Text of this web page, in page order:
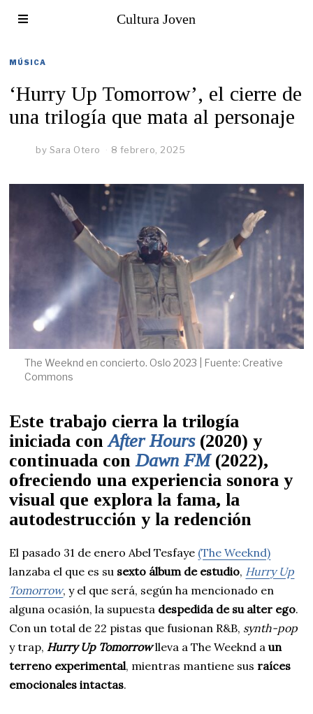
Cultura Joven
MÚSICA
‘Hurry Up Tomorrow’, el cierre de
una trilogía que mata al personaje
by Sara Otero 8 febrero, 2025
The Weeknd en concierto. Oslo 2023 | Fuente: Creative
Commons
Este trabajo cierra la trilogía
iniciada conAfter Hours(2020) y
continuada conDawn FM (2022),
ofreciendo una experiencia sonora y
visual que explora la fama, la
autodestrucción y la redención
El pasado 31 de enero Abel Tesfaye (The Weeknd)
lanzaba el que es su sexto álbum de estudio, Hurry Up
Tomorrow, y el que será, según ha mencionado en
alguna ocasión, la supuesta despedida de su alter ego.
Con un total de 22 pistas que fusionan R&B, synth-pop
y trap, Hurry Up Tomorrowlleva a The Weeknd aun
terreno experimental, mientras mantiene sus raíces
emocionales intactas.